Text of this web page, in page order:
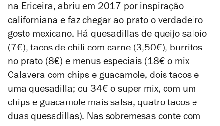
na Ericeira, abriu em 2017 por inspiração
californiana e faz chegar ao prato o verdadeiro
gosto mexicano. Há quesadillas de queijo saloio
(7€), tacos de chili com carne (3,50€), burritos
no prato (8€) e menus especiais (18€ o mix
Calavera com chips e guacamole, dois tacos e
uma quesadilla; ou 34€ o super mix, com um
chips e guacamole mais salsa, quatro tacos e
duas quesadillas). Nas sobremesas conte com